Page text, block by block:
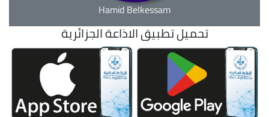
Hamid Belkessam
تحميل تطبيق الاذاعة الجزائرية